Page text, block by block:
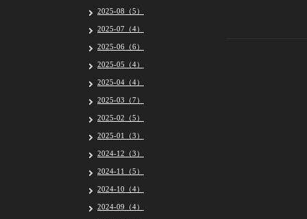
2025-08（5）
2025-07（4）
2025-06（6）
2025-05（4）
2025-04（4）
2025-03（7）
2025-02（5）
2025-01（3）
2024-12（3）
2024-11（5）
2024-10（4）
2024-09（4）